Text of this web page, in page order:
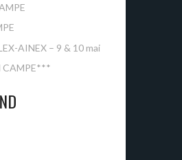
AINEX – 9 & 10 mai
CAMPE***